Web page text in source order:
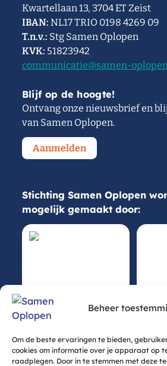
Beheer
Om de beste ervaringen te bieden,
cookies om informatie over je apparaat op
raadplegen. Door in te stemmen met deze
Kwartellaan 13, 3704 ET Zeist
IBAN: NL17 TRIO 0198 4269 09
T.n.v.: Stg Samen Oplopen
KVK: 51823942
communicatie@samen-
Blijf op de hoogte!
Ontvang onze nieuwsbrief en
van Samen Oplopen.
Aanmelden
Stichting Samen Oplopen
mogelijk gemaakt door: